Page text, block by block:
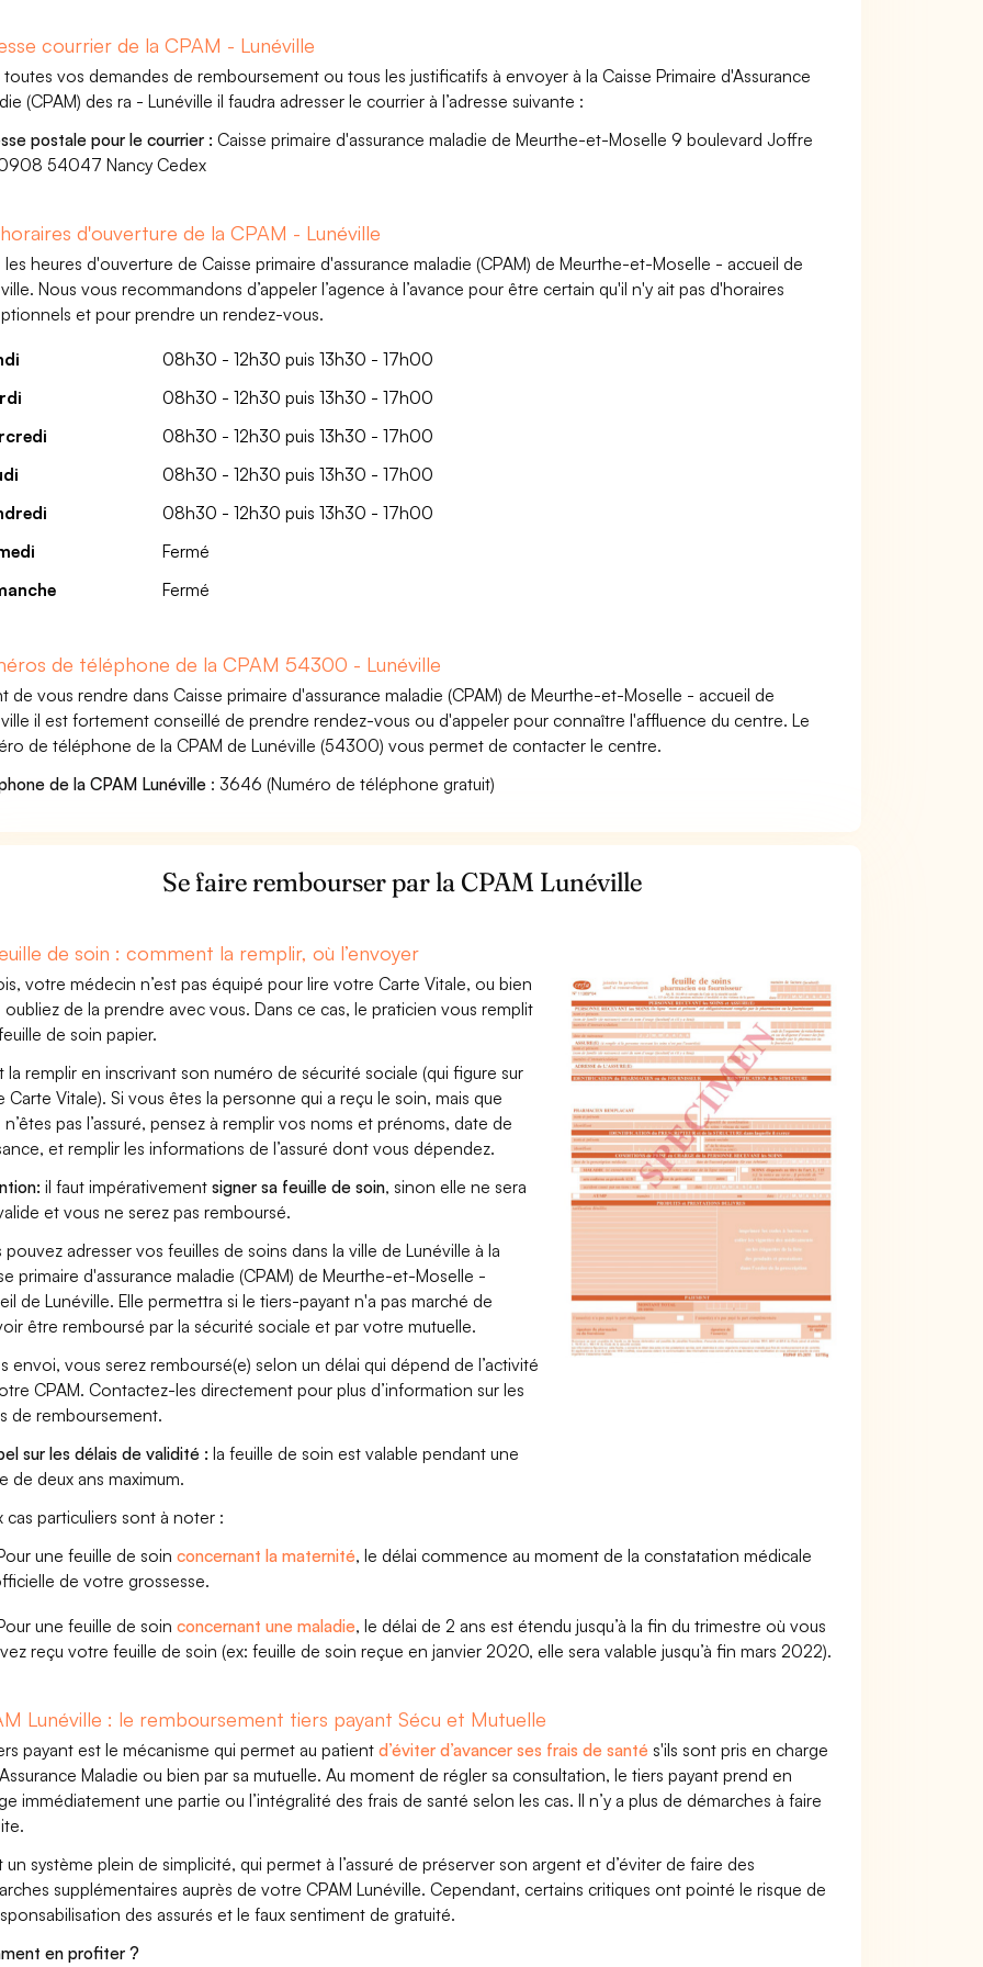
courrier de la CPAM - Lunéville
toutes vos demandes de remboursement ou tous les justificatifs à envoyer à la Caisse Primaire d'Assurance
(CPAM) des ra - Lunéville il faudra adresser le courrier à l’adresse suivante :
postale pour le courrier : Caisse primaire d'assurance maladie de Meurthe-et-Moselle 9 boulevard Joffre
54047 Nancy Cedex
d'ouverture de la CPAM - Lunéville
les heures d'ouverture de Caisse primaire d'assurance maladie (CPAM) de Meurthe-et-Moselle - accueil de
Nous vous recommandons d’appeler l’agence à l’avance pour être certain qu'il n'y ait pas d'horaires
et pour prendre un rendez-vous.
08h30 - 12h30 puis 13h30 - 17h00
08h30 - 12h30 puis 13h30 - 17h00
08h30 - 12h30 puis 13h30 - 17h00
08h30 - 12h30 puis 13h30 - 17h00
08h30 - 12h30 puis 13h30 - 17h00
Fermé
Fermé
de téléphone de la CPAM 54300 - Lunéville
de vous rendre dans Caisse primaire d'assurance maladie (CPAM) de Meurthe-et-Moselle - accueil de
il est fortement conseillé de prendre rendez-vous ou d'appeler pour connaître l'affluence du centre. Le
de téléphone de la CPAM de Lunéville (54300) vous permet de contacter le centre.
de la CPAM Lunéville : 3646 (Numéro de téléphone gratuit)
Se faire rembourser par la CPAM Lunéville
de soin : comment la remplir, où l’envoyer
votre médecin n’est pas équipé pour lire votre Carte Vitale, ou bien
oubliez de la prendre avec vous. Dans ce cas, le praticien vous remplit
de soin papier.
la remplir en inscrivant son numéro de sécurité sociale (qui figure sur
Carte Vitale). Si vous êtes la personne qui a reçu le soin, mais que
n’êtes pas l’assuré, pensez à remplir vos noms et prénoms, date de
et remplir les informations de l’assuré dont vous dépendez.
il faut impérativementsigner sa feuille de soin, sinon elle ne sera
et vous ne serez pas remboursé.
pouvez adresser vos feuilles de soins dans la ville de Lunéville à la
primaire d'assurance maladie (CPAM) de Meurthe-et-Moselle -
de Lunéville. Elle permettra si le tiers-payant n'a pas marché de
être remboursé par la sécurité sociale et par votre mutuelle.
envoi, vous serez remboursé(e) selon un délai qui dépend de l’activité
CPAM. Contactez-les directement pour plus d’information sur les
de remboursement.
sur les délais de validité : la feuille de soin est valable pendant une
de deux ans maximum.
cas particuliers sont à noter :
une feuille de soinconcernant la maternité, le délai commence au moment de la constatation médicale
de votre grossesse.
une feuille de soinconcernant une maladie, le délai de 2 ans est étendu jusqu’à la fin du trimestre où vous
reçu votre feuille de soin (ex: feuille de soin reçue en janvier 2020, elle sera valable jusqu’à fin mars 2022).
Lunéville : le remboursement tiers payant Sécu et Mutuelle
payant est le mécanisme qui permet au patientd’éviter d’avancer ses frais de santé s'ils sont pris en charge
Maladie ou bien par sa mutuelle. Au moment de régler sa consultation, le tiers payant prend en
immédiatement une partie ou l’intégralité des frais de santé selon les cas. Il n’y a plus de démarches à faire
un système plein de simplicité, qui permet à l’assuré de préserver son argent et d’éviter de faire des
supplémentaires auprès de votre CPAM Lunéville. Cependant, certains critiques ont pointé le risque de
des assurés et le faux sentiment de gratuité.
en profiter ?